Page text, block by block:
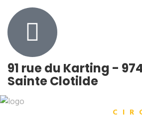
91 rue du Karting -
Sainte Clotilde